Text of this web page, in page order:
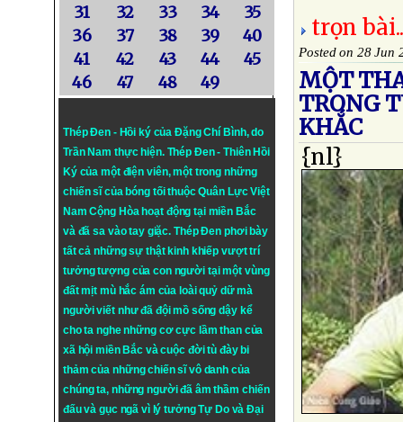
31
32 33 34
35
36
37 38 39
40
41
42 43 44
45
46
47 48 49
Thép Đen - Hồi ký của Đặng Chí Bình, do
Trần Nam thực hiện. Thép Đen- Thiên Hồi
Ký của một điện viên, một trong những
chiến sĩ của bóng tối thuộc Quân Lực Việt
Nam Cộng Hòa hoạt động tại miền Bắc
và đã sa vào tay giặc. Thép Đen phơi bày
tất cả những sự thật kinh khiếp vượt trí
tưởng tượng của con người tại một vùng
đất mịt mù hắc ám của loài quỷ dữ mà
người viết như đã đội mồ sống dậy kể
cho ta nghe những cơ cực lầm than của
xã hội miền Bắc và cuộc đời tù đày bi
thảm của những chiến sĩ vô danh của
chúng ta, những người đã âm thầm chiến
đấu và gục ngã vì lý tưởngTự DovàĐại
trọn
Posted on 28 Jun
MỘT
TRONG
KHẮC
{nl}